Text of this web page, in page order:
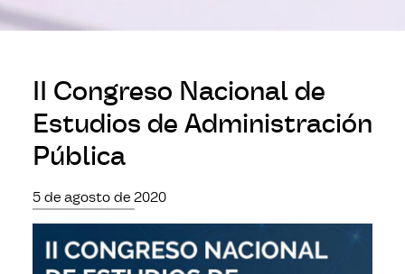
II Congreso Nacional de
Estudios de Administración
Pública
5 de agosto de 2020